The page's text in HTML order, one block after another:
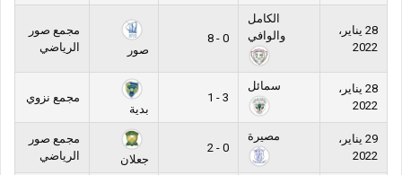
28 يناير،
2022
الكامل
والوافي
0 - 8
صور
مجمع صور
الرياضي
28 يناير،
2022
سمائل
3 - 1
بدية
مجمع نزوي
29 يناير،
2022
مصيرة
0 - 2
جعلان
مجمع صور
الرياضي